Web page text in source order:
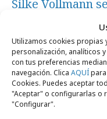
Utilizamos cookies propias
personalización, analíticos
con tus preferencias
navegación. Clica AQUÍ
Cookies. Puedes aceptar
"Aceptar" o configurarlas o
"Configurar".
Silke Vollmann
Profesionales